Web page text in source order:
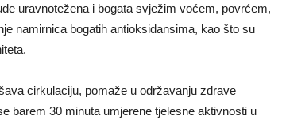
uravnotežena i bogata svježim voćem, povrćem,
namirnica bogatih antioksidansima, kao što su
cirkulaciju, pomaže u održavanju zdrave
barem 30 minuta umjerene tjelesne aktivnosti u